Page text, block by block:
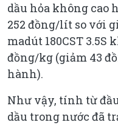
dầu hỏa không cao
252 đồng/lít so với
madút 180CST 3.5S
đồng/kg (giảm 43
hành).
Như vậy, tính từ
dầu trong nước đã